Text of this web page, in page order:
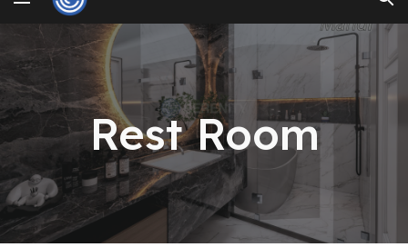
Rest Room